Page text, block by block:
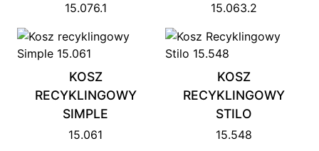
15.076.1 15.063.2
KOSZ
RECYKLINGOWY
SIMPLE
15.061
KOSZ
RECYKLINGOWY
STILO
15.548